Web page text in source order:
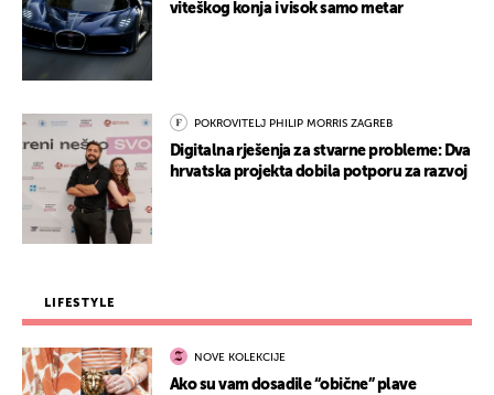
viteškog konja i visok samo metar
POKROVITELJ PHILIP MORRIS ZAGREB
Digitalna rješenja za stvarne probleme: Dva
hrvatska projekta dobila potporu za razvoj
LIFESTYLE
NOVE KOLEKCIJE
Ako su vam dosadile “obične” plave